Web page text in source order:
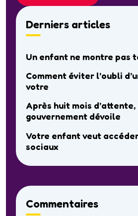
Derniers articles
Un enfant ne montre pas
Comment éviter l’oubli
votre
Après huit mois d’attente,
gouvernement dévoile
Votre enfant veut
sociaux
Commentaires